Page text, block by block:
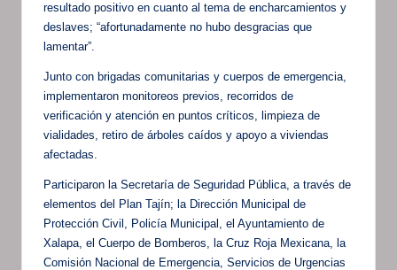
resultado positivo en cuanto al tema de encharcamientos y
deslaves; “afortunadamente no hubo desgracias que
lamentar”.
Junto con brigadas comunitarias y cuerpos de emergencia,
implementaron monitoreos previos, recorridos de
verificación y atención en puntos críticos, limpieza de
vialidades, retiro de árboles caídos y apoyo a viviendas
afectadas.
Participaron la Secretaría de Seguridad Pública, a través de
elementos del Plan Tajín; la Dirección Municipal de
Protección Civil, Policía Municipal, el Ayuntamiento de
Xalapa, el Cuerpo de Bomberos, la Cruz Roja Mexicana, la
Comisión Nacional de Emergencia, Servicios de Urgencias